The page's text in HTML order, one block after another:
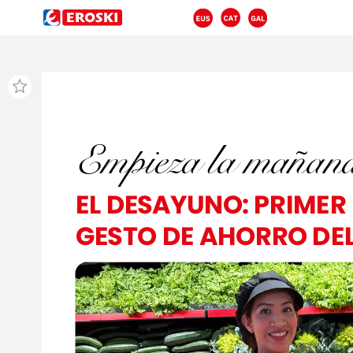
EL DESAYUNO: PRIMER
GESTO DEAHORRO
Empiezala
EL DESAYUNO: PRIMER
GESTO DEAHORRO
Empiezala